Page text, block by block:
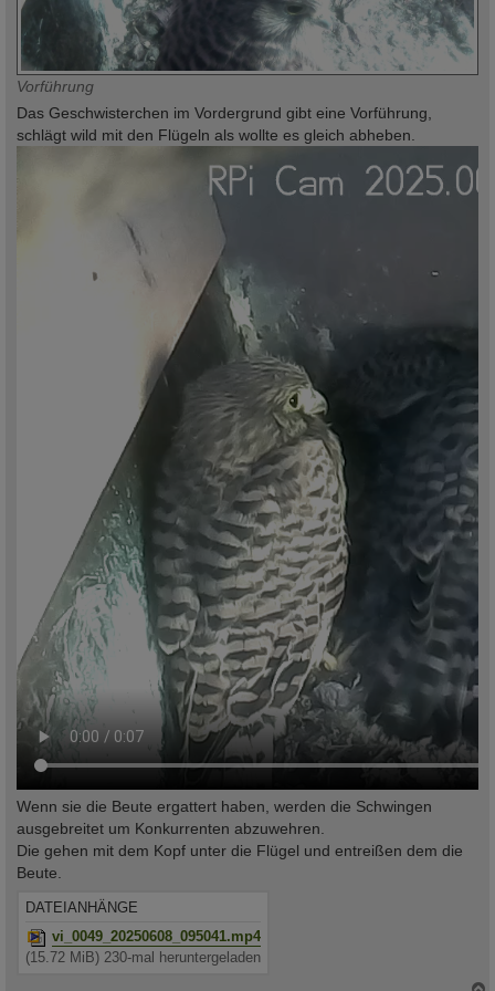
Vorführung
Das Geschwisterchen im Vordergrund gibt eine Vorführung,
schlägt wild mit den Flügeln als wollte es gleich abheben.
Wenn sie die Beute ergattert haben, werden die Schwingen
ausgebreitet um Konkurrenten abzuwehren.
Die gehen mit dem Kopf unter die Flügel und entreißen dem die
Beute.
DATEIANHÄNGE
vi_0049_20250608_095041.mp4
(15.72 MiB) 230-mal heruntergeladen